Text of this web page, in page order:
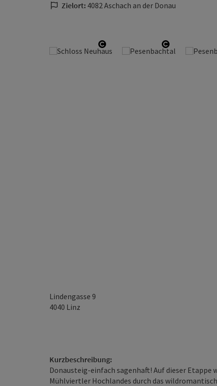
Zielort: 4082 Aschach an der Donau
Copyright öffnenCopyright
Lindengasse 9
4040 Linz
Kurzbeschreibung:
Donausteig-einfach sagenhaft! Auf dieser Etappe
Mühlviertler Hochlandes durch das